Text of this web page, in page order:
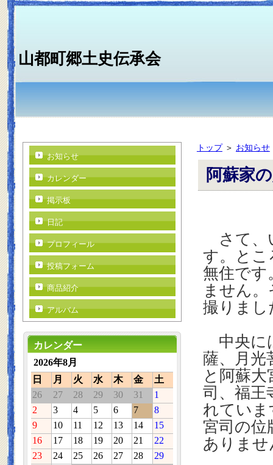
山都町郷土史伝承会
トップ＞ お知らせ
阿蘇家
さて、
す。とこ
無住です
ません
撮りまし
中央に
薩、月光
と阿蘇
司、福王
れていま
宮司の位
ありませ
お知らせ
カレンダー
掲示板
日記
プロフィール
投稿フォーム
商品紹介
アルバム
カレンダー
2026年8月
日
月 火 水 木 金
土
26
27 28 29 30 31
1
2
3 4 5 6 7
8
9
10 11 12 13 14
15
16
17 18 19 20 21
22
23
24 25 26 27 28
29